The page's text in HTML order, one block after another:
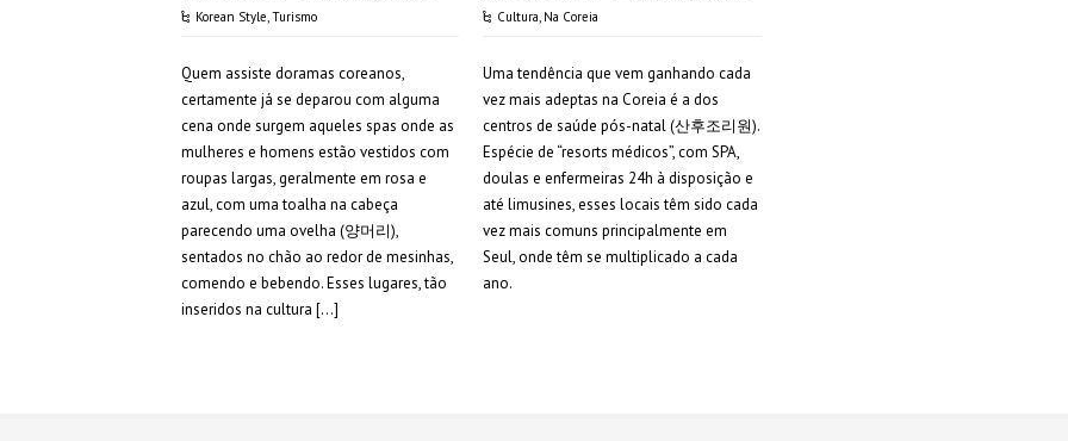
Korean Style,Turismo
Quem assiste doramas coreanos,
certamente já se deparou com alguma
cena onde surgem aqueles spas onde as
mulheres e homens estão vestidos com
roupas largas, geralmente em rosa e
azul, com uma toalha na cabeça
parecendo uma ovelha (양머리),
sentados no chão ao redor de mesinhas,
comendo e bebendo. Esses lugares, tão
inseridos na cultura […]
Cultura, Na Coreia
Uma tendência que vem ganhando cada
vez mais adeptas na Coreia é a dos
centros de saúde pós-natal (산후조리원).
Espécie de “resorts médicos”, com SPA,
doulas e enfermeiras 24h à disposição e
até limusines, esses locais têm sido cada
vez mais comuns principalmente em
Seul, onde têm se multiplicado a cada
ano.